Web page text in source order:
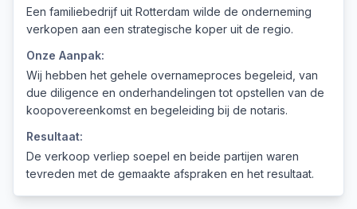
Een familiebedrijf uit Rotterdam wilde de onderneming
verkopen aan een strategische koper uit de regio.
Onze Aanpak:
Wij hebben het gehele overnameproces begeleid, van
due diligence en onderhandelingen tot opstellen van de
koopovereenkomst en begeleiding bij de notaris.
Resultaat:
De verkoop verliep soepel en beide partijen waren
tevreden met de gemaakte afspraken en het resultaat.